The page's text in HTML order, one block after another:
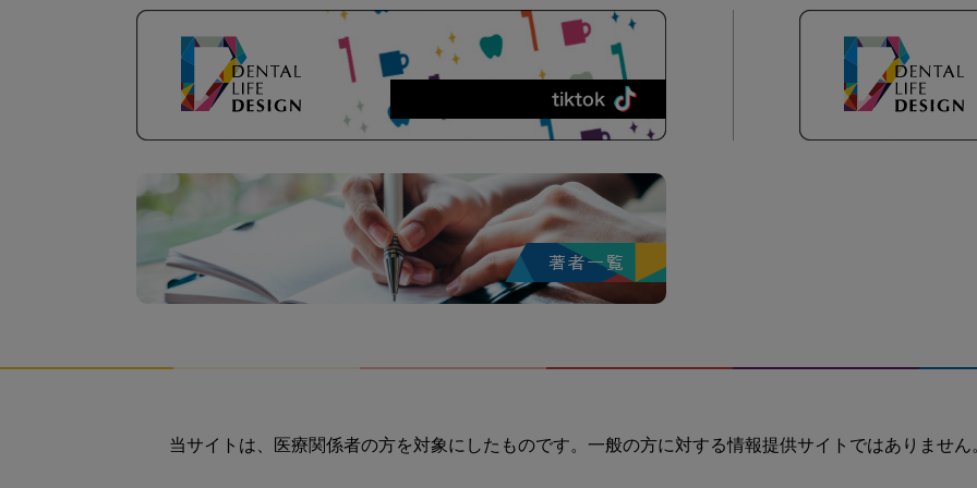
当サイトは、医療関係者の方を対象にしたものです。一般の方に対する情報提供サイトではありません